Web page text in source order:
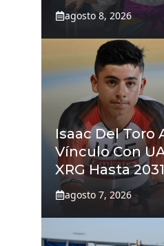
agosto 8, 2026
Isaac Del Toro
Vínculo Con
XRG Hasta 2031
agosto 7, 2026